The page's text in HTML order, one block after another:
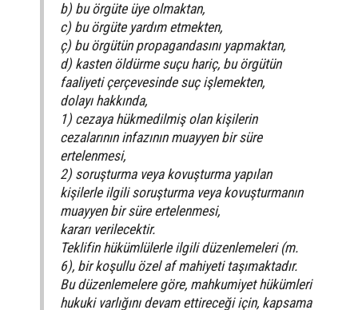
b) bu örgüte üye olmaktan,
c) bu örgüte yardım etmekten,
ç) bu örgütün propagandasını yapmaktan,
d) kasten öldürme suçu hariç, bu örgütün
faaliyeti çerçevesinde suç işlemekten,
dolayı hakkında,
1) cezaya hükmedilmiş olan kişilerin
cezalarının infazının muayyen bir süre
ertelenmesi,
2) soruşturma veya kovuşturma yapılan
kişilerle ilgili soruşturma veya kovuşturmanın
muayyen bir süre ertelenmesi,
kararı verilecektir.
Teklifin hükümlülerle ilgili düzenlemeleri (m.
6), bir koşullu özel af mahiyeti taşımaktadır.
Bu düzenlemelere göre, mahkumiyet hükümleri
hukuki varlığını devam ettireceği için, kapsama